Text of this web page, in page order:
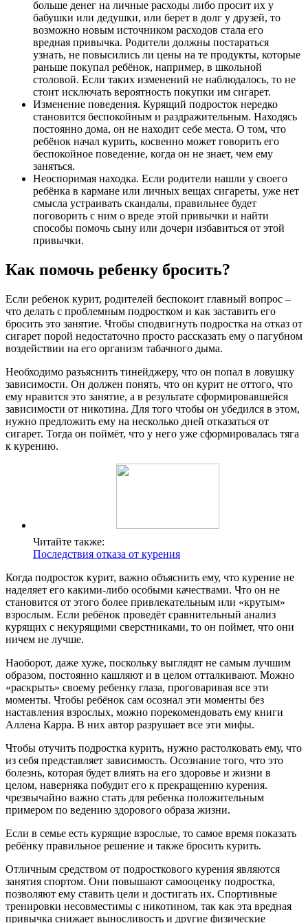
больше денег на личные расходы либо просит их у
бабушки или дедушки, или берет в долг у друзей, то
возможно новым источником расходов стала его
вредная привычка. Родители должны постараться
узнать, не повысились ли цены на те продукты, которые
раньше покупал ребёнок, например, в школьной
столовой. Если таких изменений не наблюдалось, то не
стоит исключать вероятность покупки им сигарет.
Изменение поведения. Курящий подросток нередко
становится беспокойным и раздражительным. Находясь
постоянно дома, он не находит себе места. О том, что
ребёнок начал курить, косвенно может говорить его
беспокойное поведение, когда он не знает, чем ему
заняться.
Неоспоримая находка. Если родители нашли у своего
ребёнка в кармане или личных вещах сигареты, уже нет
смысла устраивать скандалы, правильнее будет
поговорить с ним о вреде этой привычки и найти
способы помочь сыну или дочери избавиться от этой
привычки.
Как помочь ребенку бросить?
Если ребенок курит, родителей беспокоит главный вопрос –
что делать с проблемным подростком и как заставить его
бросить это занятие. Чтобы сподвигнуть подростка на отказ от
сигарет порой недостаточно просто рассказать ему о пагубном
воздействии на его организм табачного дыма.
Необходимо разъяснить тинейджеру, что он попал в ловушку
зависимости. Он должен понять, что он курит не оттого, что
ему нравится это занятие, а в результате сформировавшейся
зависимости от никотина. Для того чтобы он убедился в этом,
нужно предложить ему на несколько дней отказаться от
сигарет. Тогда он поймёт, что у него уже сформировалась тяга
к курению.
Читайте также:
Последствия отказа от курения
Когда подросток курит, важно объяснить ему, что курение не
наделяет его какими-либо особыми качествами. Что он не
становится от этого более привлекательным или «крутым»
взрослым. Если ребёнок проведёт сравнительный анализ
курящих с некурящими сверстниками, то он поймет, что они
ничем не лучше.
Наоборот, даже хуже, поскольку выглядят не самым лучшим
образом, постоянно кашляют и в целом отталкивают. Можно
«раскрыть» своему ребенку глаза, проговаривая все эти
моменты. Чтобы ребёнок сам осознал эти моменты без
наставления взрослых, можно порекомендовать ему книги
Аллена Карра. В них автор разрушает все эти мифы.
Чтобы отучить подростка курить, нужно растолковать ему, что
из себя представляет зависимость. Осознание того, что это
болезнь, которая будет влиять на его здоровье и жизни в
целом, наверняка побудит его к прекращению курения.
чрезвычайно важно стать для ребенка положительным
примером по ведению здорового образа жизни.
Если в семье есть курящие взрослые, то самое время показать
ребёнку правильное решение и также бросить курить.
Отличным средством от подросткового курения являются
занятия спортом. Они повышают самооценку подростка,
позволяют ему ставить цели и достигать их. Спортивные
тренировки несовместимы с никотином, так как эта вредная
привычка снижает выносливость и другие физические